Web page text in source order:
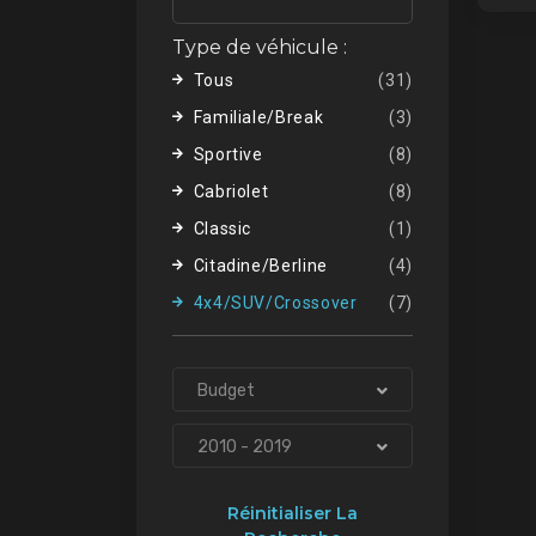
Type de véhicule :
Tous
(31)
Familiale/Break
(3)
Sportive
(8)
Cabriolet
(8)
Classic
(1)
Citadine/Berline
(4)
4x4/SUV/Crossover
(7)
Budget
2010 - 2019
Réinitialiser La